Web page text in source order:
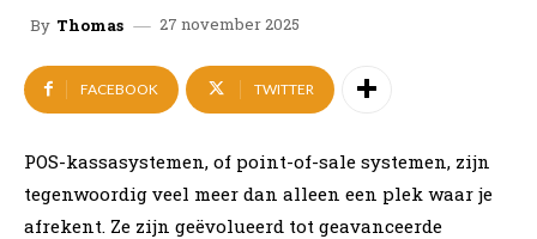
By Thomas 27 november 2025
FACEBOOK TWITTER
POS-kassasystemen, of point-of-sale systemen, zijn
tegenwoordig veel meer dan alleen een plek waar je
afrekent. Ze zijn geëvolueerd tot geavanceerde